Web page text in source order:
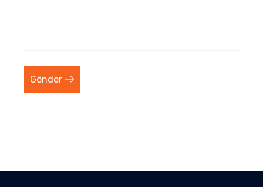
Gönder